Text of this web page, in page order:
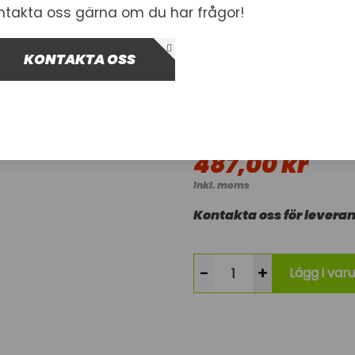
7
487,00 kr
Inkl. moms
Kontakta oss för
- + Lägg i
oss gärna om du har frågor!
KONTAKTA OSS